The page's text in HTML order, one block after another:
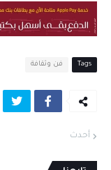
Tags فن وثقافة
أحدث